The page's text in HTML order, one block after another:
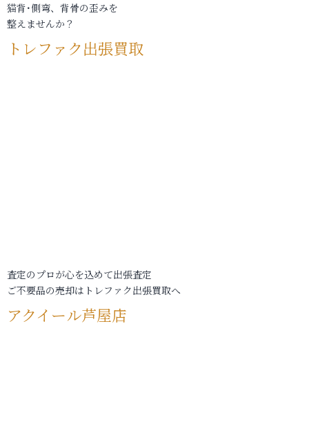
猫背･側弯、背骨の歪みを
整えませんか？
トレファク出張買取
査定のプロが心を込めて出張査定
ご不要品の売却はトレファク出張買取へ
アクイール芦屋店